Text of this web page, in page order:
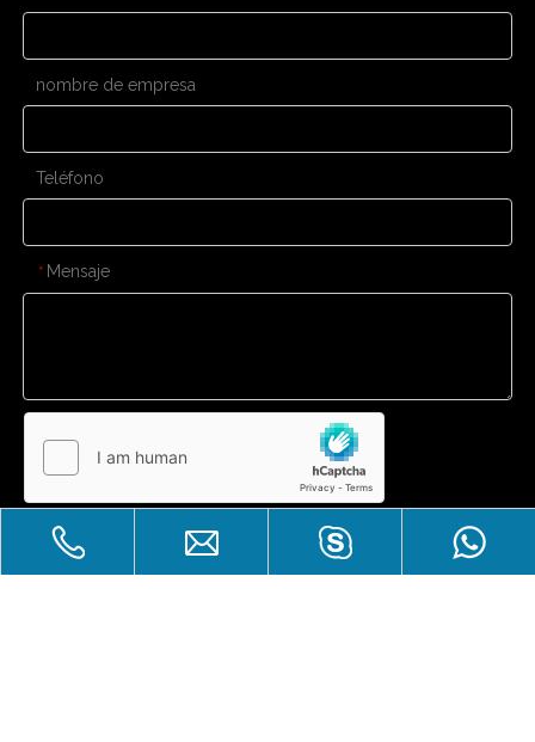
CONTÁCTENOS
nombre de empresa
Teléfono
* Mensaje
Enviar
Gran venta